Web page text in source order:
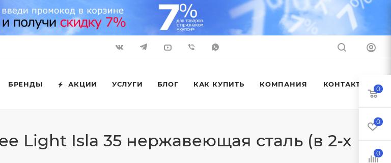
БРЕНДЫ АКЦИИ УСЛУГИ БЛОГ КАК КУПИТЬ КОМПАНИЯ КОНТАКТЫ
Light Isla 35 нержавеющая сталь (в 2-х
0
0
0